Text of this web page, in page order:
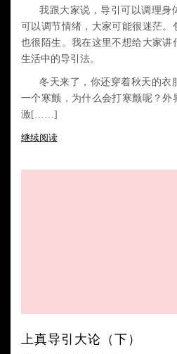
我跟大家说，导引可以调理身
可以调节情绪，大家可能很迷茫。
也很陌生。我在这里不想给大家讲
生活中的导引法。
冬天来了，你还穿着秋天的衣
一个寒颤，为什么会打寒颤呢？外
激[……]
继续阅读
上真导引大论（下）